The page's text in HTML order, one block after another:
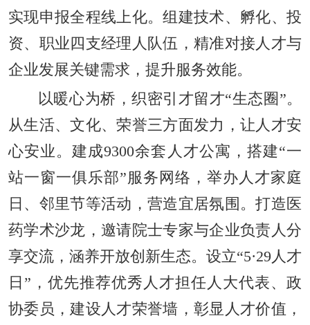
实现申报全程线上化。组建技术、孵化、投
资、职业四支经理人队伍，精准对接人才与
企业发展关键需求，提升服务效能。
以暖心为桥，织密引才留才“生态圈”。
从生活、文化、荣誉三方面发力，让人才安
心安业。建成9300余套人才公寓，搭建“一
站一窗一俱乐部”服务网络，举办人才家庭
日、邻里节等活动，营造宜居氛围。打造医
药学术沙龙，邀请院士专家与企业负责人分
享交流，涵养开放创新生态。设立“5·29人才
日”，优先推荐优秀人才担任人大代表、政
协委员，建设人才荣誉墙，彰显人才价值，